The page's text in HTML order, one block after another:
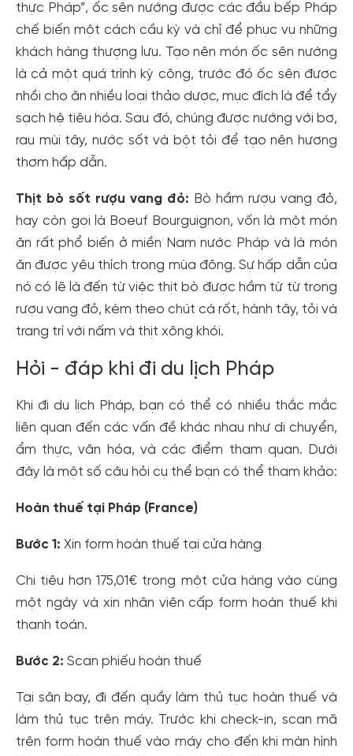
thực Pháp”, ốc sên nướng được các đầu bếp Pháp
chế biến một cách cầu kỳ và chỉ để phục vụ những
khách hàng thượng lưu. Tạo nên món ốc sên nướng
là cả một quá trình kỳ công, trước đó ốc sên được
nhồi cho ăn nhiều loại thảo dược, mục đích là để tẩy
sạch hệ tiêu hóa. Sau đó, chúng được nướng với bơ,
rau mùi tây, nước sốt và bột tỏi để tạo nên hương
thơm hấp dẫn.
Thịt bò sốt rượu vang đỏ: Bò hầm rượu vang đỏ,
hay còn gọi là Boeuf Bourguignon, vốn là một món
ăn rất phổ biến ở miền Nam nước Pháp và là món
ăn được yêu thích trong mùa đông. Sự hấp dẫn của
nó có lẽ là đến từ việc thịt bò được hầm từ từ trong
rượu vang đỏ, kèm theo chút cà rốt, hành tây, tỏi và
trang trí với nấm và thịt xông khói.
Hỏi - đáp khi đi du lịch Pháp
Khi đi du lịch Pháp, bạn có thể có nhiều thắc mắc
liên quan đến các vấn đề khác nhau như di chuyển,
ẩm thực, văn hóa, và các điểm tham quan. Dưới
đây là một số câu hỏi cụ thể bạn có thể tham khảo:
Hoàn thuế tại Pháp (France)
Bước 1: Xin form hoàn thuế tại cửa hàng
Chi tiêu hơn 175,01€ trong một cửa hàng vào cùng
một ngày và xin nhân viên cấp form hoàn thuế khi
thanh toán.
Bước 2: Scan phiếu hoàn thuế
Tại sân bay, đi đến quầy làm thủ tục hoàn thuế và
làm thủ tục trên máy. Trước khi check-in, scan mã
trên form hoàn thuế vào máy cho đến khi màn hình